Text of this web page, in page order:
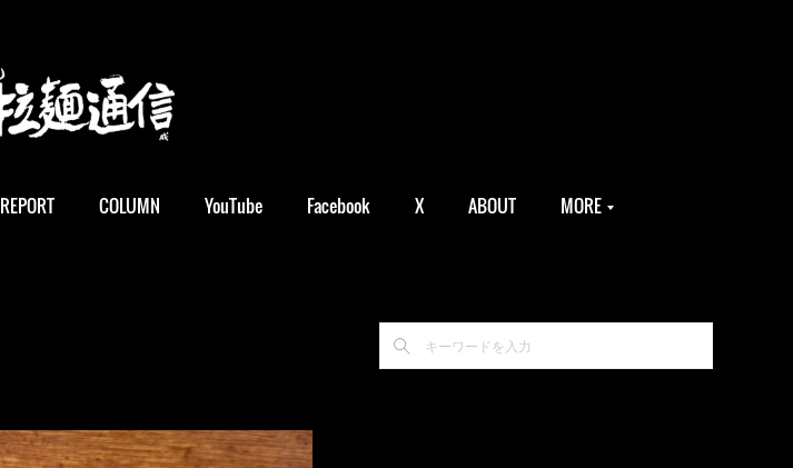
REPORT COLUMN YouTube Facebook X ABOUT MORE